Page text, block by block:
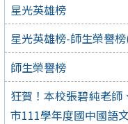
星光英雄榜
星光英雄榜-師生榮譽
師生榮譽榜
狂賀！本校張碧純老師
市111學年度國中國語